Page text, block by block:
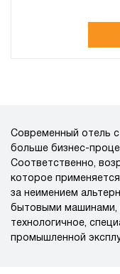
Современный отель
больше бизнес-
Соответственно,
которое
за неимением
бытовыми машинами,
технологичное,
промышленной